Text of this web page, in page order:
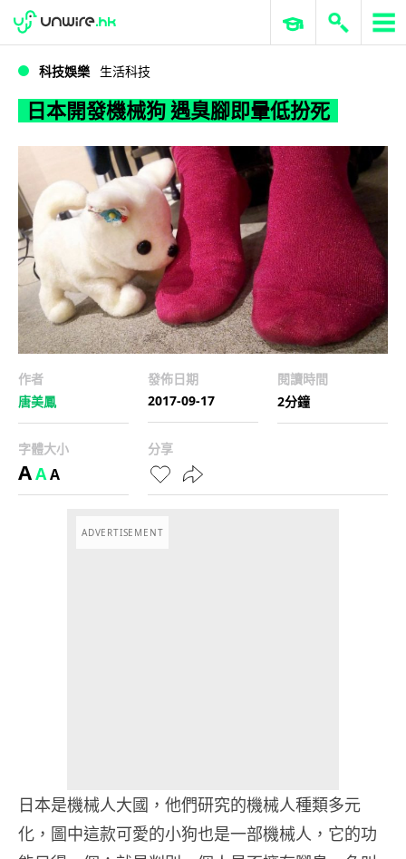
日本開發機械狗 遇臭腳即暈低扮死
WWDC 2026 ERP 與商業 AI
科技娛樂 生活科技
日本開發機械狗 遇臭腳即暈低扮死
作者
唐美鳳
發佈日期
2017-09-17
閱讀時間
2分鐘
字體大小
AAA
分享
ADVERTISEMENT
日本是機械人大國，他們研究的機械人種類多元
化，圖中這款可愛的小狗也是一部機械人，它的功